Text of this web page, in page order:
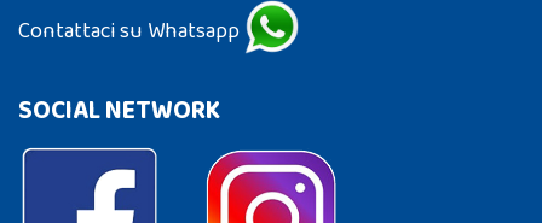
Contattaci su Whatsapp
SOCIAL NETWORK